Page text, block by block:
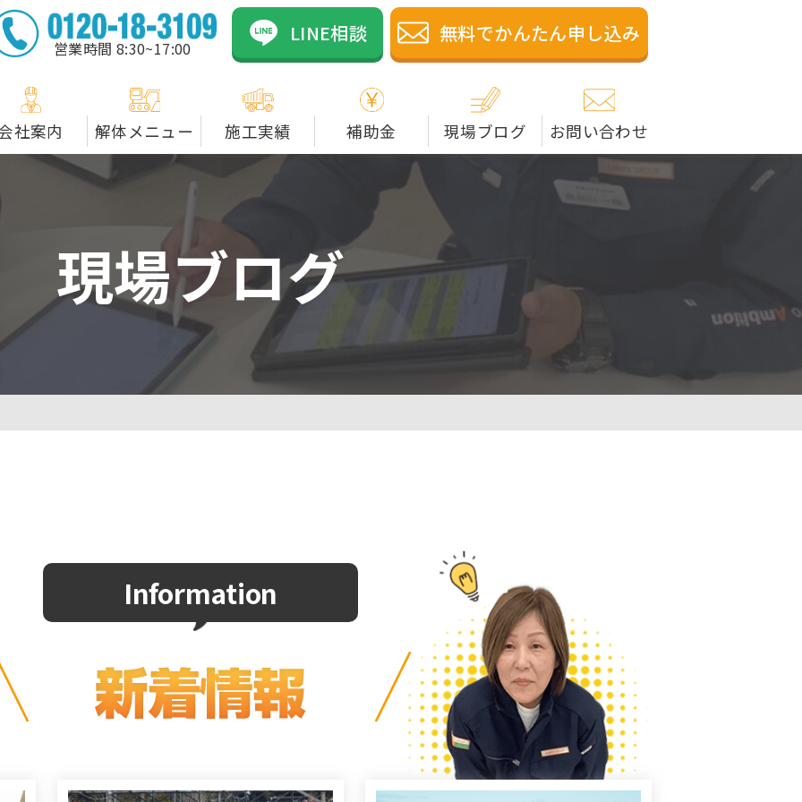
カネックスは資格者在籍の解体業者です。米
営業時間 8:30~17:00
LINE相談 無料でかんたん申し込み
社案内 解体メニュー 施工実績 補助金 現場ブログ お問い合わせ
現場ブログ
Information